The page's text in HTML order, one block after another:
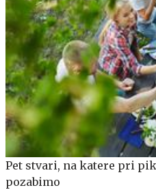
Pet stvari, na katere pri
pozabimo